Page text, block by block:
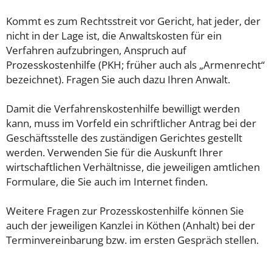
Kommt es zum Rechtsstreit vor Gericht, hat jeder, der
nicht in der Lage ist, die Anwaltskosten für ein
Verfahren aufzubringen, Anspruch auf
Prozesskostenhilfe (PKH; früher auch als „Armenrecht“
bezeichnet). Fragen Sie auch dazu Ihren Anwalt.
Damit die Verfahrenskostenhilfe bewilligt werden
kann, muss im Vorfeld ein schriftlicher Antrag bei der
Geschäftsstelle des zuständigen Gerichtes gestellt
werden. Verwenden Sie für die Auskunft Ihrer
wirtschaftlichen Verhältnisse, die jeweiligen amtlichen
Formulare, die Sie auch im Internet finden.
Weitere Fragen zur Prozesskostenhilfe können Sie
auch der jeweiligen Kanzlei in Köthen (Anhalt) bei der
Terminvereinbarung bzw. im ersten Gespräch stellen.